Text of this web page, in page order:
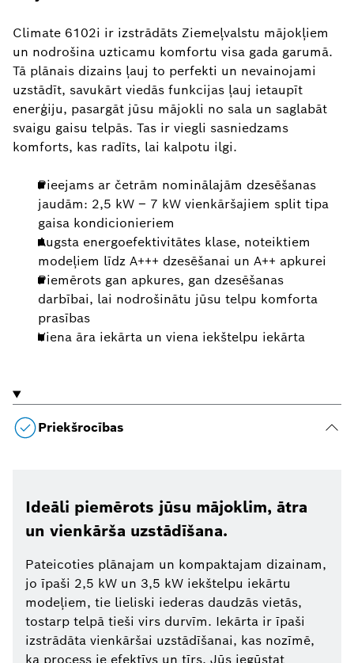
Climate 6102i ir izstrādāts Ziemeļvalstu mājokļiem
un nodrošina uzticamu komfortu visa gada garumā.
Tā plānais dizains ļauj to perfekti un nevainojami
uzstādīt, savukārt viedās funkcijas ļauj ietaupīt
enerģiju, pasargāt jūsu mājokli no sala un saglabāt
svaigu gaisu telpās. Tas ir viegli sasniedzams
komforts, kas radīts, lai kalpotu ilgi.
Pieejams ar četrām nominālajām dzesēšanas
jaudām: 2,5 kW – 7 kW vienkāršajiem split tipa
gaisa kondicionieriem
Augsta energoefektivitātes klase, noteiktiem
modeļiem līdz A+++ dzesēšanai un A++ apkurei
Piemērots gan apkures, gan dzesēšanas
darbībai, lai nodrošinātu jūsu telpu komforta
prasības
Viena āra iekārta un viena iekštelpu iekārta
Priekšrocības
Ideāli piemērots jūsu mājoklim, ātra
un vienkārša uzstādīšana.
Pateicoties plānajam un kompaktajam dizainam,
jo īpaši 2,5 kW un 3,5 kW iekštelpu iekārtu
modeļiem, tie lieliski iederas daudzās vietās,
tostarp telpā tieši virs durvīm. Iekārta ir īpaši
izstrādāta vienkāršai uzstādīšanai, kas nozīmē,